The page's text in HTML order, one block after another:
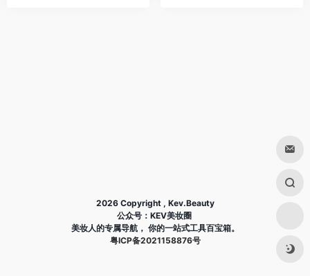
2026 Copyright , Kev.Beauty
公众号：KEV美妆圈
美妆人的专属导航， 你的一站式工具百宝箱。
粤ICP备2021158876号